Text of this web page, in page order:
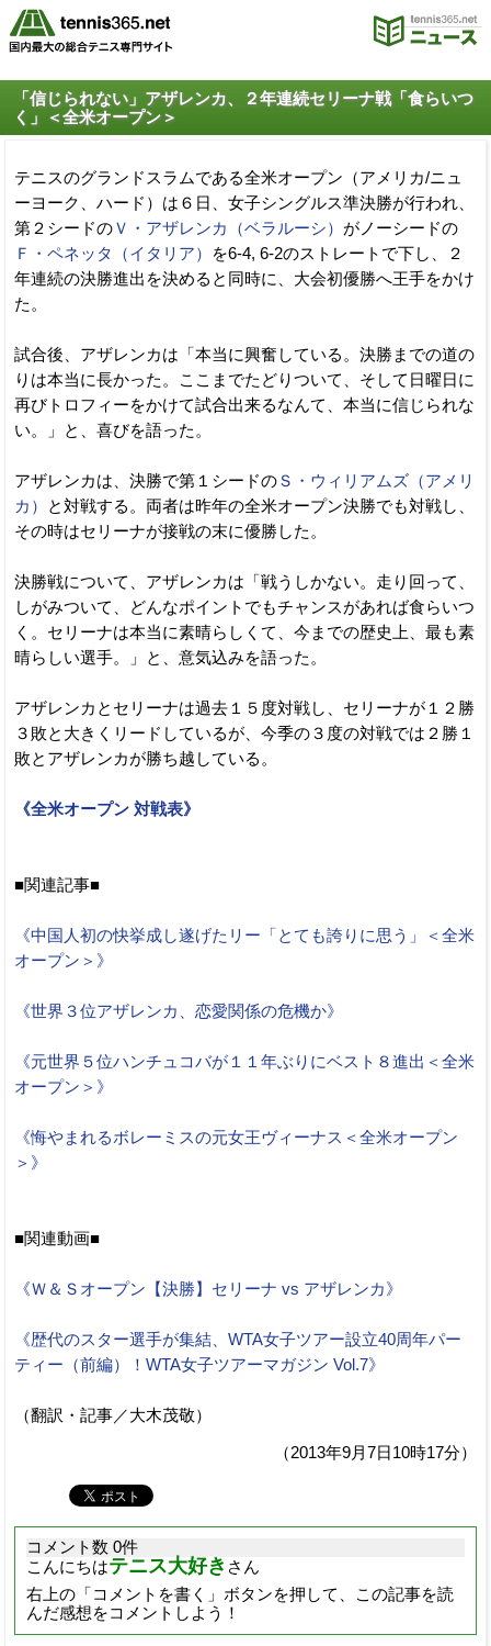
「信じられない」アザレンカ、２年連続セリーナ戦「食らいつ
く」＜全米オープン＞
テニスのグランドスラムである全米オープン（アメリカ/ニュ
ーヨーク、ハード）は６日、女子シングルス準決勝が行われ、
第２シードのＶ・アザレンカ（ベラルーシ） がノーシードの
Ｆ・ペネッタ（イタリア）
を6-4, 6-2のストレートで下し、２
年連続の決勝進出を決めると同時に、大会初優勝へ王手をかけ
た。
試合後、アザレンカは「本当に興奮している。決勝までの道の
りは本当に長かった。ここまでたどりついて、そして日曜日に
再びトロフィーをかけて試合出来るなんて、本当に信じられな
い。」と、喜びを語った。
アザレンカは、決勝で第１シードのＳ・ウィリアムズ（アメリ
カ）
と対戦する。両者は昨年の全米オープン決勝でも対戦し、
その時はセリーナが接戦の末に優勝した。
決勝戦について、アザレンカは「戦うしかない。走り回って、
しがみついて、どんなポイントでもチャンスがあれば食らいつ
く。セリーナは本当に素晴らしくて、今までの歴史上、最も素
晴らしい選手。」と、意気込みを語った。
アザレンカとセリーナは過去１５度対戦し、セリーナが１２勝
３敗と大きくリードしているが、今季の３度の対戦では２勝１
敗とアザレンカが勝ち越している。
《全米オープン 対戦表》
■関連記事■
《中国人初の快挙成し遂げたリー「とても誇りに思う」＜全米
オープン＞》
《世界３位アザレンカ、恋愛関係の危機か》
《元世界５位ハンチュコバが１１年ぶりにベスト８進出＜全米
オープン＞》
《悔やまれるボレーミスの元女王ヴィーナス＜全米オープン
＞》
■関連動画■
《Ｗ＆Ｓオープン【決勝】セリーナ vs アザレンカ》
《歴代のスター選手が集結、WTA女子ツアー設立40周年パー
ティー（前編）！WTA女子ツアーマガジン Vol.7》
（翻訳・記事／大木茂敬）
（2013年9月7日10時17分）
コメント数 0件
こんにちはテニス大好き さん
右上の「コメントを書く」ボタンを押して、この記事を読
んだ感想をコメントしよう！